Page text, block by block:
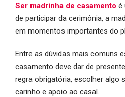
Ser madrinha de casamento é
de participar da cerimônia, a
em momentos importantes do
Entre as dúvidas mais comuns
casamento deve dar de
regra obrigatória, escolher algo
carinho e apoio ao casal.